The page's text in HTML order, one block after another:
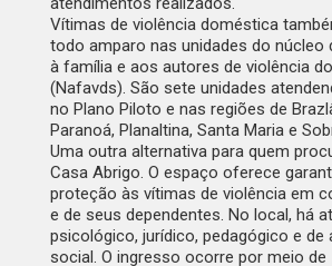
Vítimas de violência doméstica
todo amparo nas unidades do núcleo
à família e aos autores de violência
(Nafavds). São sete unidades
no Plano Piloto e nas regiões de
Paranoá, Planaltina, Santa Maria e
Uma outra alternativa para quem
Casa Abrigo. O espaço oferece
proteção às vítimas de violência em
e de seus dependentes. No local, há
psicológico, jurídico, pedagógico e de
social. O ingresso ocorre por meio de